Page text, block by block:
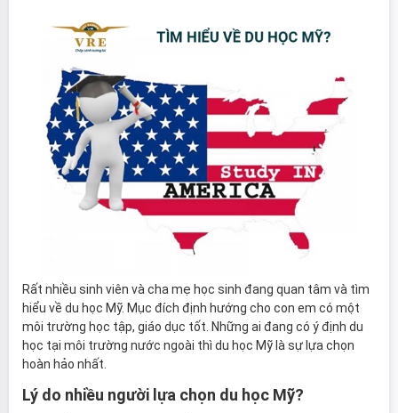
Rất nhiều sinh viên và cha mẹ học sinh đang quan tâm và tìm
hiểu về du học Mỹ. Mục đích định hướng cho con em có một
môi trường học tập, giáo dục tốt. Những ai đang có ý định du
học tại môi trường nước ngoài thì du học Mỹ là sự lựa chọn
hoàn hảo nhất.
Lý do nhiều người lựa chọn du học Mỹ?